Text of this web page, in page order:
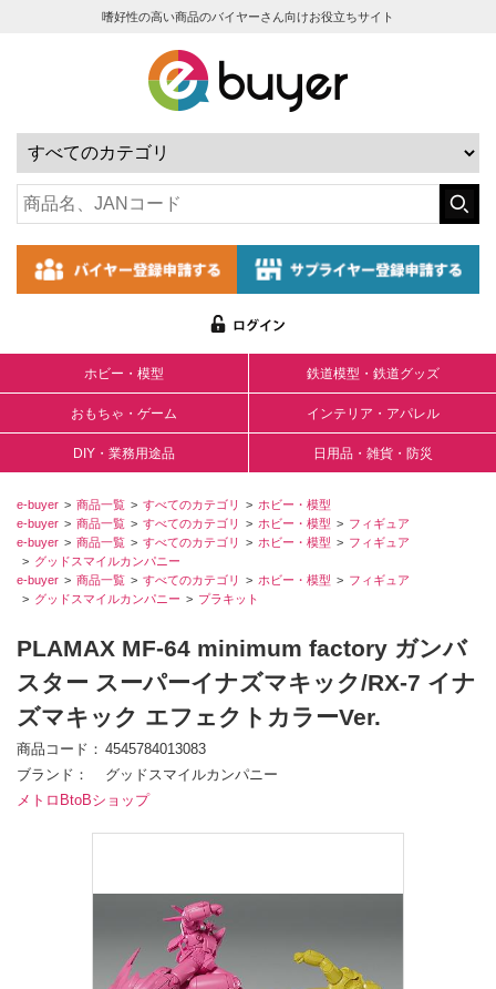
嗜好性の高い商品のバイヤーさん向けお役立ちサイト
ホビー・模型 鉄道模型・鉄道グッズ
おもちゃ・ゲーム インテリア・アパレル
DIY・業務用途品 日用品・雑貨・防災
e-buyer 商品一覧 すべてのカテゴリ
ホビー・模型
e-buyer
商品一覧 すべてのカテゴリ ホビー・模型
フィギュア
e-buyer
商品一覧 すべてのカテゴリ ホビー・模型
フィギュア
グッドスマイルカンパニー
e-buyer
商品一覧 すべてのカテゴリ ホビー・模型
フィギュア
グッドスマイルカンパニー
プラキット
PLAMAX MF-64 minimum factory ガンバ
スター スーパーイナズマキック/RX-7 イナ
ズマキック エフェクトカラーVer.
商品コード
4545784013083
ブランド
グッドスマイルカンパニー
メトロBtoBショップ